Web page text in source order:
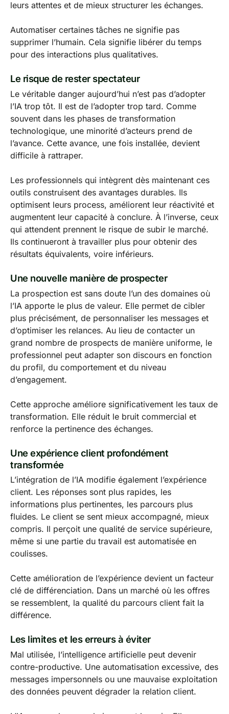
leurs attentes et de mieux structurer les échanges.
Automatiser certaines tâches ne signifie pas
supprimer l’humain. Cela signifie libérer du temps
pour des interactions plus qualitatives.
Le risque de rester spectateur
Le véritable danger aujourd’hui n’est pas d’adopter
l’IA trop tôt. Il est de l’adopter trop tard. Comme
souvent dans les phases de transformation
technologique, une minorité d’acteurs prend de
l’avance. Cette avance, une fois installée, devient
difficile à rattraper.
Les professionnels qui intègrent dès maintenant ces
outils construisent des avantages durables. Ils
optimisent leurs process, améliorent leur réactivité et
augmentent leur capacité à conclure. À l’inverse, ceux
qui attendent prennent le risque de subir le marché.
Ils continueront à travailler plus pour obtenir des
résultats équivalents, voire inférieurs.
Une nouvelle manière de prospecter
La prospection est sans doute l’un des domaines où
l’IA apporte le plus de valeur. Elle permet de cibler
plus précisément, de personnaliser les messages et
d’optimiser les relances. Au lieu de contacter un
grand nombre de prospects de manière uniforme, le
professionnel peut adapter son discours en fonction
du profil, du comportement et du niveau
d’engagement.
Cette approche améliore significativement les taux de
transformation. Elle réduit le bruit commercial et
renforce la pertinence des échanges.
Une expérience client profondément
transformée
L’intégration de l’IA modifie également l’expérience
client. Les réponses sont plus rapides, les
informations plus pertinentes, les parcours plus
fluides. Le client se sent mieux accompagné, mieux
compris. Il perçoit une qualité de service supérieure,
même si une partie du travail est automatisée en
coulisses.
Cette amélioration de l’expérience devient un facteur
clé de différenciation. Dans un marché où les offres
se ressemblent, la qualité du parcours client fait la
différence.
Les limites et les erreurs à éviter
Mal utilisée, l’intelligence artificielle peut devenir
contre-productive. Une automatisation excessive, des
messages impersonnels ou une mauvaise exploitation
des données peuvent dégrader la relation client.